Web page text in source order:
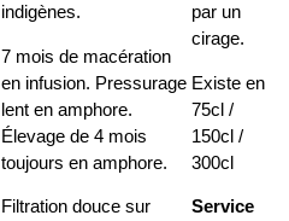
indigènes.
7 mois de macération
en infusion. Pressurage
lent en amphore.
Élevage de 4 mois
toujours en amphore.
Filtration douce sur
par un
cirage.
Existe en
75cl /
150cl /
300cl
Service